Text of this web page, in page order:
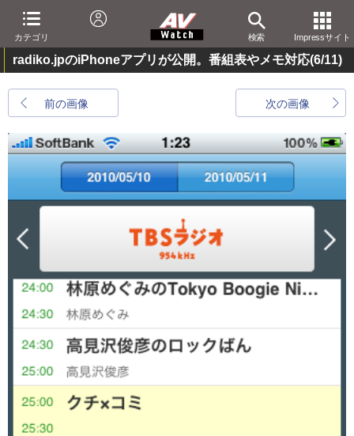
カテゴリ 検索 Impressサイト
radiko.jpのiPhoneアプリが公開。番組表やメモ対応(6/11)
前の画像 次の画像